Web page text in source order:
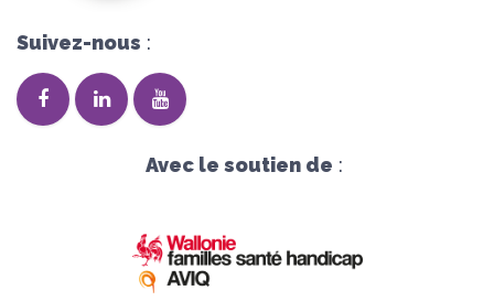
Suivez-nous :
Avec le soutien de :